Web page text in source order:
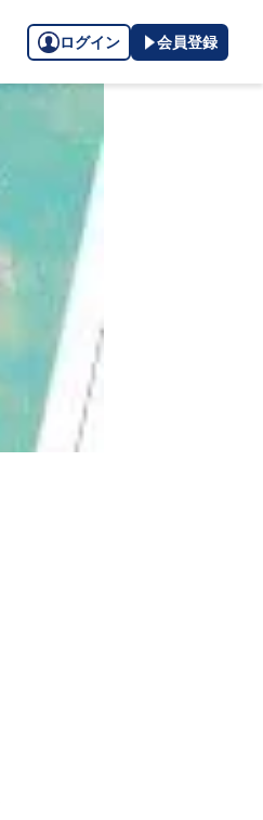
ログイン 会員登録